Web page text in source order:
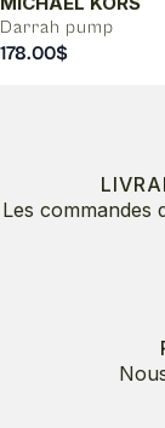
Darrah pump
178.00$
Les commandes